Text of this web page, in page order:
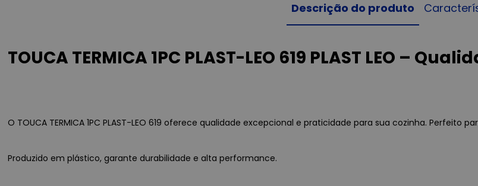
Descrição do produto
TOUCA TERMICA 1PC PLAST-LEO 619 PLAST LEO –
O TOUCA TERMICA 1PC PLAST-LEO 619 oferece qualidade excepcional e praticidade para sua cozinha. Perfeito
Produzido em plástico, garante durabilidade e alta performance.